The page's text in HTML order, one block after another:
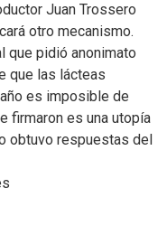
Juan Trossero
otro mecanismo.
que pidió anonimato
que las lácteas
es imposible de
firmaron es una utopía
obtuvo respuestas del